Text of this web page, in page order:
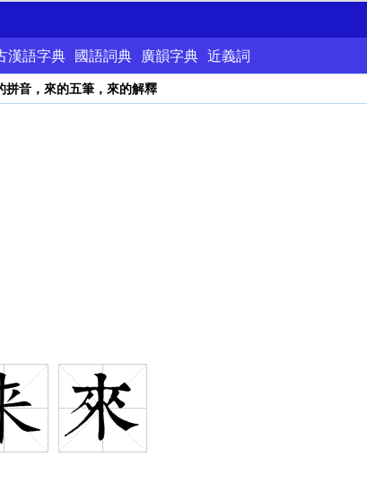
漢語字典 國語詞典 廣韻字典 近義詞
拼音，來的五筆，來的解釋